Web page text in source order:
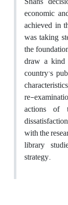
economic
achieved in
was taking
the
draw a
country's
re-
actions of
with the
library
strategy.